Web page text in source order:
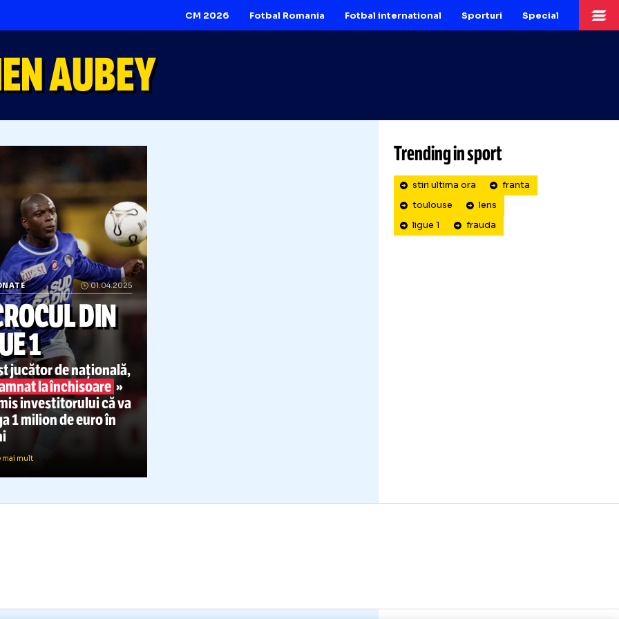
CM 2026 Fotbal Romania Fotbal international Sporturi
AUBEY
01.04.2025
DIN
1
fost jucător de națională,
la închisoare
promis investitorului că va
1 milion de euro în
ani
Citește mai mult
Escrocul din Ligue 1 Un fost jucător
Trending in sport
stiri ultima ora
toulouse